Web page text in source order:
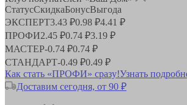
СтатусСкидкаБонусВыгода
ЭКСПЕРТ3.43 ₽0.98 ₽4.41 ₽
ПРОФИ2.45 ₽0.74 ₽3.19 ₽
МАСТЕР-0.74 ₽0.74 ₽
СТАНДАРТ-0.49 ₽0.49 ₽
Как стать «ПРОФИ» сразу!Узнать
Доставим сегодня, от 90 ₽